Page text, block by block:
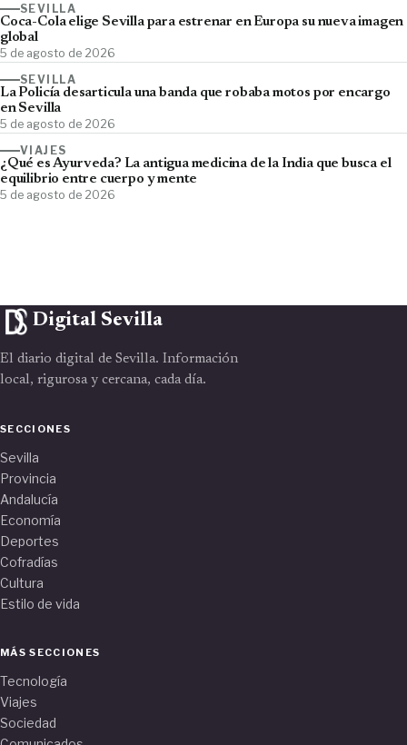
SEVILLA
Coca-Cola elige Sevilla para estrenar en Europa su nueva imagen
global
5 de agosto de 2026
SEVILLA
La Policía desarticula una banda que robaba motos por encargo
en Sevilla
5 de agosto de 2026
VIAJES
¿Qué es Ayurveda? La antigua medicina de la India que busca el
equilibrio entre cuerpo y mente
5 de agosto de 2026
Digital Sevilla
El diario digital de Sevilla. Información
local, rigurosa y cercana, cada día.
SECCIONES
Sevilla
Provincia
Andalucía
Economía
Deportes
Cofradías
Cultura
Estilo de vida
MÁS SECCIONES
Tecnología
Viajes
Sociedad